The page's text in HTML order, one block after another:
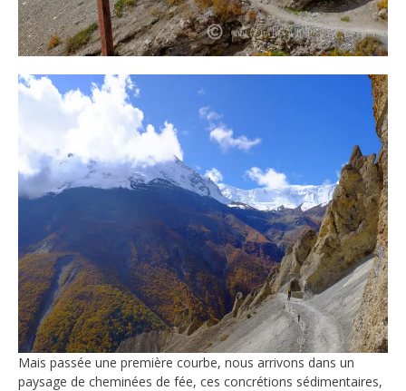
Mais passée une première courbe, nous arrivons dans un
paysage de cheminées de fée, ces concrétions sédimentaires,